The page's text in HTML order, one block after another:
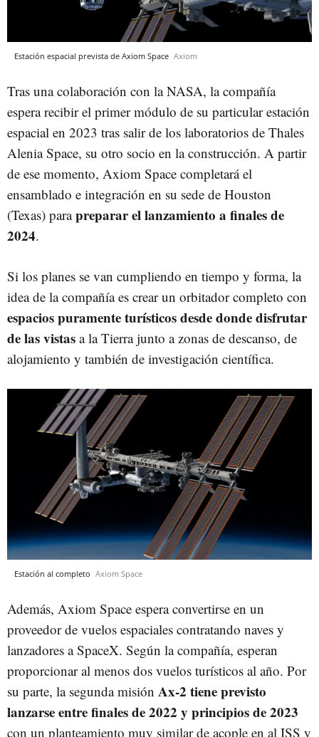
Estación espacial prevista de Axiom Space Axiom
Tras una colaboración con la NASA, la compañía
espera recibir el primer módulo de su particular estación
espacial en 2023 tras salir de los laboratorios de Thales
Alenia Space, su otro socio en la construcción. A partir
de ese momento, Axiom Space completará el
ensamblado e integración en su sede de Houston
(Texas) parapreparar el lanzamiento a finales de
2024.
Si los planes se van cumpliendo en tiempo y forma, la
idea de la compañía es crear un orbitador completo con
espacios puramente turísticos desde donde disfrutar
de las vistas a la Tierra junto a zonas de descanso, de
alojamiento y también de investigación científica.
Estación al completo Axiom Space
Además, Axiom Space espera convertirse en un
proveedor de vuelos espaciales contratando naves y
lanzadores a SpaceX. Según la compañía, esperan
proporcionar al menos dos vuelos turísticos al año. Por
su parte, la segunda misión Ax-2 tiene previsto
lanzarse entre finales de 2022 y principios de 2023
con un planteamiento muy similar de acople en al ISS y